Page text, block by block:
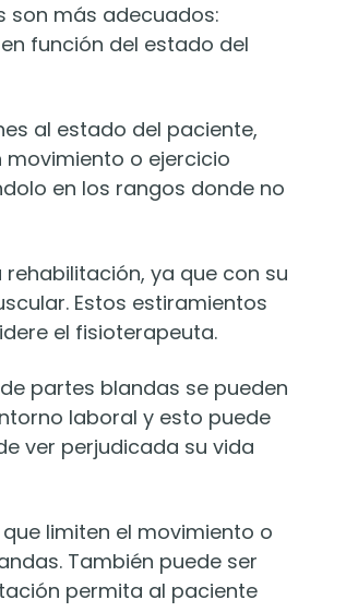
son más adecuados:
función del estado del
al estado del paciente,
o ejercicio
en los rangos donde no
ya que con su
Estos estiramientos
el fisioterapeuta.
partes blandas se pueden
laboral y esto puede
ver perjudicada su vida
limiten el movimiento o
También puede ser
permita al paciente